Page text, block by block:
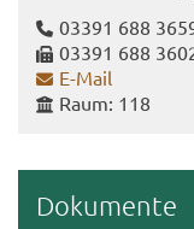
03391 688
03391 688
E-​Mail
Raum: 118
Do­ku­men­te